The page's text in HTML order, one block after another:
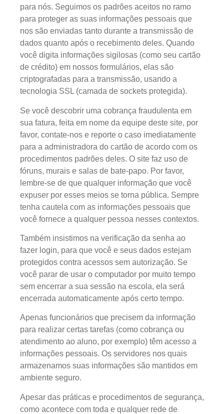
para nós. Seguimos os padrões aceitos no ramo
para proteger as suas informações pessoais que
nos são enviadas tanto durante a transmissão de
dados quanto após o recebimento deles. Quando
você digita informações sigilosas (como seu cartão
de crédito) em nossos formulários, elas são
criptografadas para a transmissão, usando a
tecnologia SSL (camada de sockets protegida).
Se você descobrir uma cobrança fraudulenta em
sua fatura, feita em nome da equipe deste site, por
favor, contate-nos e reporte o caso imediatamente
para a administradora do cartão de acordo com os
procedimentos padrões deles. O site faz uso de
fóruns, murais e salas de bate-papo. Por favor,
lembre-se de que qualquer informação que você
expuser por esses meios se torna pública. Sempre
tenha cautela com as informações pessoais que
você fornece a qualquer pessoa nesses contextos.
Também insistimos na verificação da senha ao
fazer login, para que você e seus dados estejam
protegidos contra acessos sem autorização. Se
você parar de usar o computador por muito tempo
sem encerrar a sua sessão na escola, ela será
encerrada automaticamente após certo tempo.
Apenas funcionários que precisem da informação
para realizar certas tarefas (como cobrança ou
atendimento ao aluno, por exemplo) têm acesso a
informações pessoais. Os servidores nos quais
armazenamos suas informações são mantidos em
ambiente seguro.
Apesar das práticas e procedimentos de segurança,
como acontece com toda e qualquer rede de